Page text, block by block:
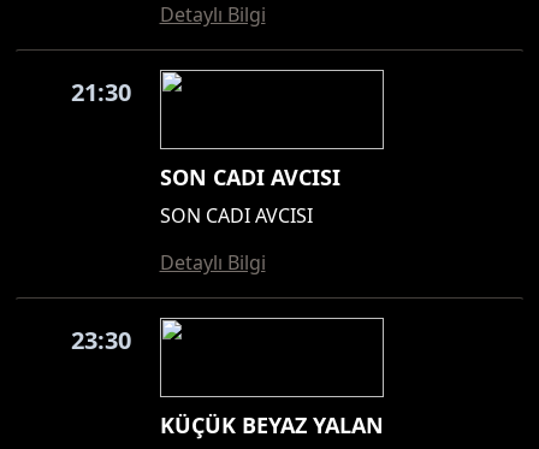
Detaylı Bilgi
21:30
SON CADI AVCISI
SON CADI AVCISI
Detaylı Bilgi
23:30
KÜÇÜK BEYAZ YALAN